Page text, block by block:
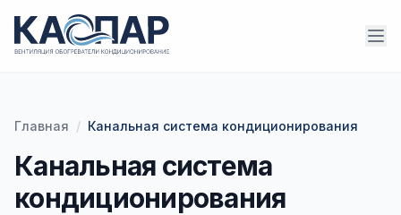
Главная / Канальная система кондиционирования
Канальная система
кондиционирования